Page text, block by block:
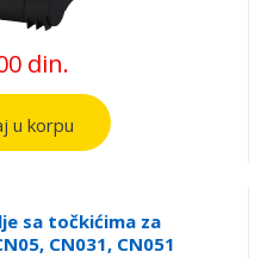
din.
u korpu
sa točkićima za
CN031, CN051